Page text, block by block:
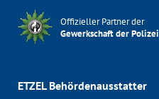
Offizieller Partner der
Gewerkschaft der Polizei
ETZEL Behördenausstatter